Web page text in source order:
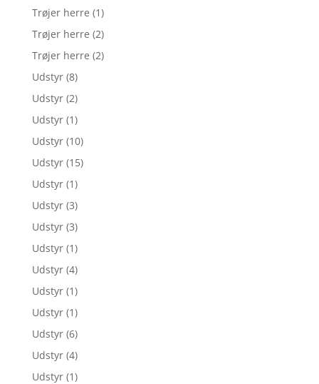
Trøjer herre (1)
Trøjer herre (2)
Trøjer herre (2)
Udstyr (8)
Udstyr (2)
Udstyr (1)
Udstyr (10)
Udstyr (15)
Udstyr (1)
Udstyr (3)
Udstyr (3)
Udstyr (1)
Udstyr (4)
Udstyr (1)
Udstyr (1)
Udstyr (6)
Udstyr (4)
Udstyr (1)